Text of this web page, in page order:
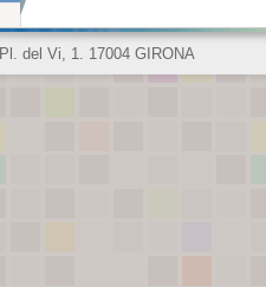
Pl. del Vi, 1. 17004 GIRONA